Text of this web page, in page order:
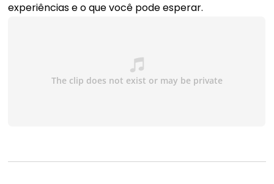
experiências e o que você pode esperar.